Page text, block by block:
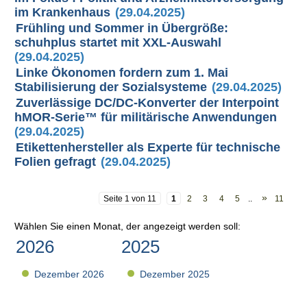
im Krankenhaus (29.04.2025)
Frühling und Sommer in Übergröße:
schuhplus startet mit XXL-Auswahl
(29.04.2025)
Linke Ökonomen fordern zum 1. Mai
Stabilisierung der Sozialsysteme (29.04.2025)
Zuverlässige DC/DC-Konverter der Interpoint
hMOR-Serie™ für militärische Anwendungen
(29.04.2025)
Etikettenhersteller als Experte für technische
Folien gefragt (29.04.2025)
Seite 1 von 11 1 2 3 4 5 » 11
Wählen Sie einen Monat, der angezeigt werden soll:
2026
Dezember 2026
2025
Dezember 2025